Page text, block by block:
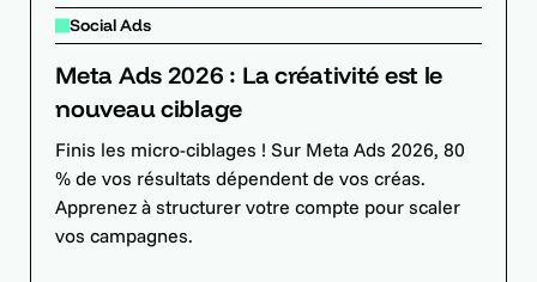
Social Ads
Meta Ads 2026 : La créativité est le
nouveau ciblage
Finis les micro-ciblages ! Sur Meta Ads 2026, 80
% de vos résultats dépendent de vos créas.
Apprenez à structurer votre compte pour scaler
vos campagnes.